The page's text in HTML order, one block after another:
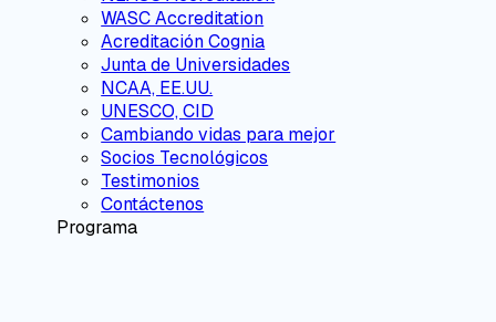
WASC Accreditation
Acreditación Cognia
Junta de Universidades
NCAA, EE.UU.
UNESCO, CID
Cambiando vidas para mejor
Socios Tecnológicos
Testimonios
Contáctenos
Programa